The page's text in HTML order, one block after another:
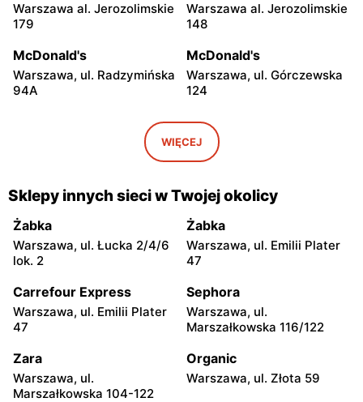
Warszawa al. Jerozolimskie
179
Warszawa al. Jerozolimskie
148
McDonald's
Warszawa, ul. Radzymińska
94A
McDonald's
Warszawa, ul. Górczewska
124
Warszawa, ul. Grochowska
McDonald's
Warszawa, ul. Łopuszańska
2
McDonald's
Warszawa, ul. Wołoska 12
McDonald's
Warszawa, ul. Powsińska 31
McDonald's
Warszawa, ul. Komitetu
McDonald's
Warszawa, ul. Połczyńska
McDonald's
Warszawa, ul. Wrocławska
McDonald's
Warszawa, ul. Wincentego
McDonald's
Warszawa, ul. Żwirki i
McDonald's
WIĘCEJ
Sklepy innych sieci w Twojej okolicy
Żabka
Warszawa, ul. Łucka 2/4/6
lok. 2
Żabka
Warszawa, ul. Emilii Plater
47
Carrefour Express
Warszawa, ul. Emilii Plater
47
Sephora
Warszawa, ul.
Marszałkowska 116/122
Zara
Warszawa, ul.
Marszałkowska 104-122
Organic
Warszawa, ul. Złota 59